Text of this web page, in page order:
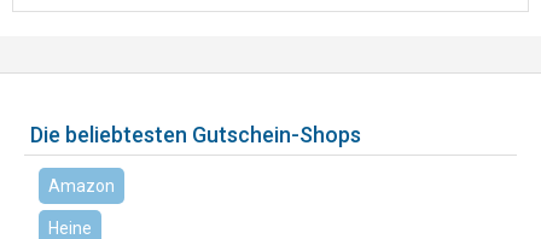
Die beliebtesten Gutschein-Shops
Amazon
Heine